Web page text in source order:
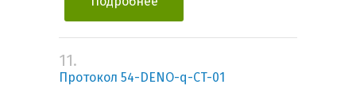
11.
Протокол 54-DENO-q-CT-01